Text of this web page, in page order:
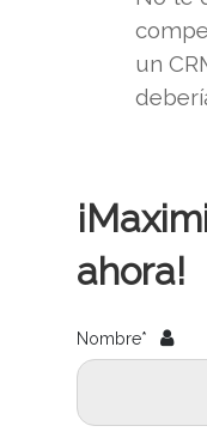
un
ahora!
Nombre*